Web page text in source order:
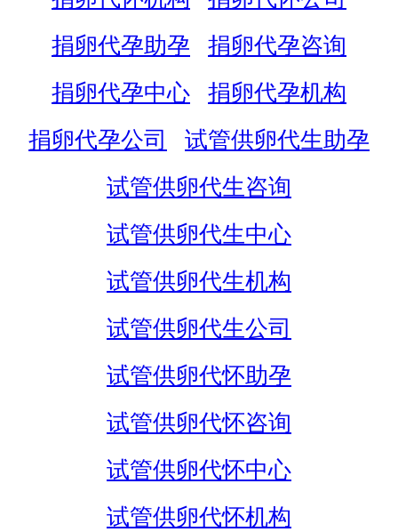
捐卵代孕助孕
捐卵代孕咨询
捐卵代孕中心
捐卵代孕机构
捐卵代孕公司
试管供卵代生助孕
试管供卵代生咨询
试管供卵代生中心
试管供卵代生机构
试管供卵代生公司
试管供卵代怀助孕
试管供卵代怀咨询
试管供卵代怀中心
试管供卵代怀机构